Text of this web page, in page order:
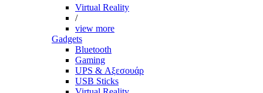
Virtual Reality
/
view more
Gadgets
Bluetooth
Gaming
UPS & Αξεσουάρ
USB Sticks